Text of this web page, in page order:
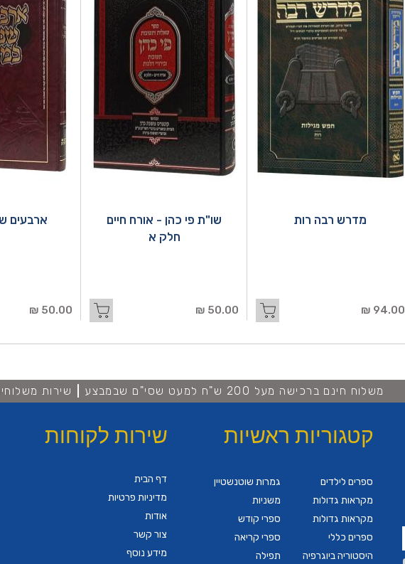
מדרש רבה רות
94.00 ₪
שו"ת פי כהן - אורח חיים
חלק א
50.00 ₪
ארבעים
50.00 ₪
משלוח חינם ברכישה מעל 200 ש"ח למעט שסי"ם שבמבצע שירות
קטגוריות ראשיות
גמרות שוטנשטיין
משניות
ספרי קודש
ספרי קריאה
תפילה
ספרים לילדים
מקראות גדולות
מקראות גדולות
ספרים כללי
היסטוריה ביוגרפיה
שירות לקוחות
דף הבית
מדיניות פרטיות
אודות
צור קשר
מידע נוסף